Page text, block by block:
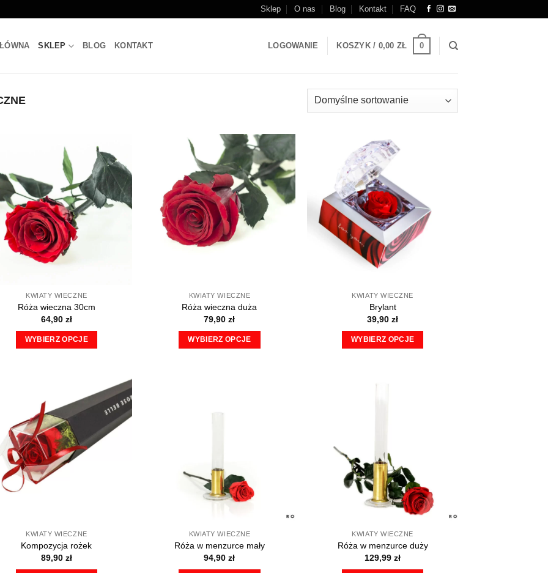
Sklep O nas Blog Kontakt FAQ
SKLEP BLOG KONTAKT LOGOWANIE KOSZYK / 0,00 ZŁ 0
KWIATY WIECZNE
Róża wieczna 30cm
64,90 zł
WYBIERZ OPCJE
wariantów.
Opcje
można
wybrać
na
KWIATY WIECZNE
Róża wieczna duża
79,90zł
WYBIERZ OPCJE
wariantów.
na
stronie
produktu
KWIATY WIECZNE
Brylant
39,90zł
WYBIERZ OPCJE
wybrać
na
stronie
produktu
KWIATY WIECZNE
Kompozycja rożek
89,90 zł
KWIATY WIECZNE
Róża w menzurce mały
94,90zł
KWIATY WIECZNE
Róża w menzurce duży
129,99zł